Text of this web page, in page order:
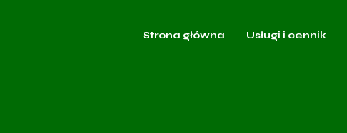
Strona główna Usługi i cennik